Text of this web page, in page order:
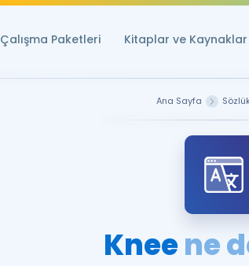
Çalışma Paketleri Kitaplar ve Kaynaklar
Ana Sayfa
Kneene